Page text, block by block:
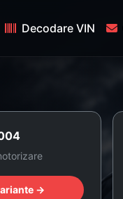
Decodare VIN
→